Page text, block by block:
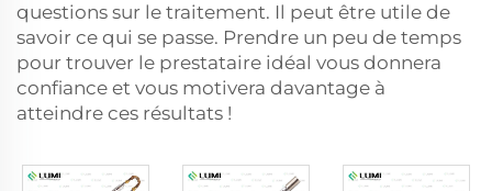
questions sur le traitement. Il peut être utile de
savoir ce qui se passe. Prendre un peu de temps
pour trouver le prestataire idéal vous donnera
confiance et vous motivera davantage à
atteindre ces résultats !